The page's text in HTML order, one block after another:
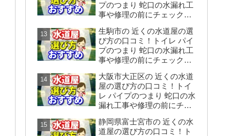
プのつまり 蛇口の水漏れ工
事や修理の前にチェックす
生駒市の 近くの水道屋の選
び方の口コミ！トイレ パイ
プのつまり 蛇口の水漏れ工
事や修理の前にチェックす
大阪市大正区の 近くの水道
屋の選び方の口コミ！トイ
レ パイプのつまり 蛇口の水
漏れ工事や修理の前にチェ
す。
静岡県富士宮市の 近くの水
道屋の選び方の口コミ！ト